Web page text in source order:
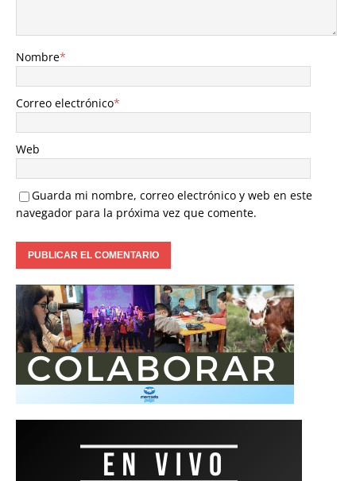
Nombre*
Correo electrónico*
Web
Guarda mi nombre, correo electrónico y web en este
navegador para la próxima vez que comente.